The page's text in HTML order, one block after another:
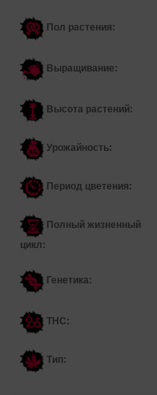
Пол растения:
Выращивание:
Высота растений:
Урожайность:
Период цветения:
Полный жизненный
цикл:
Генетика:
THC:
Тип: